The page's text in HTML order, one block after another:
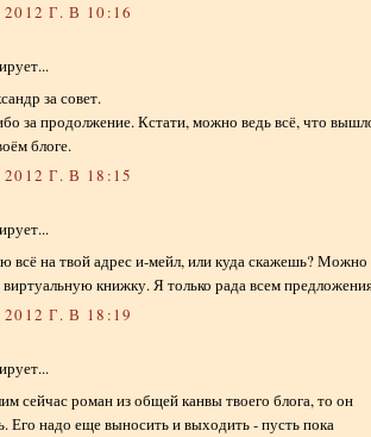
Г. В 10:16
за совет.
за продолжение. Кстати, можно ведь всё, что
блоге.
Г. В 18:15
всё на твой адрес и-мейл, или куда скажешь? Можно
виртуальную книжку. Я только рада всем
Г. В 18:19
сейчас роман из общей канвы твоего блога, то он
Его надо еще выносить и выходить - пусть пока